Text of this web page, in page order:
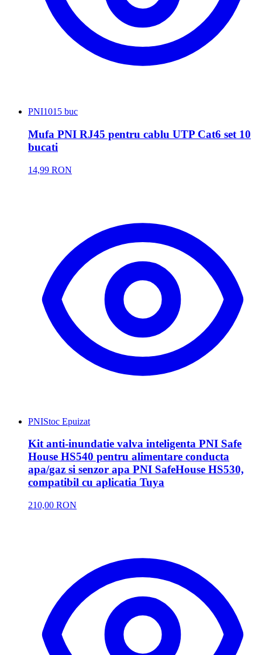
PNI1015 buc
Mufa PNI RJ45 pentru cablu UTP Cat6 set 10
bucati
14,99 RON
PNIStoc Epuizat
Kit anti-inundatie valva inteligenta PNI Safe
House HS540 pentru alimentare conducta
apa/gaz si senzor apa PNI SafeHouse HS530,
compatibil cu aplicatia Tuya
210,00 RON